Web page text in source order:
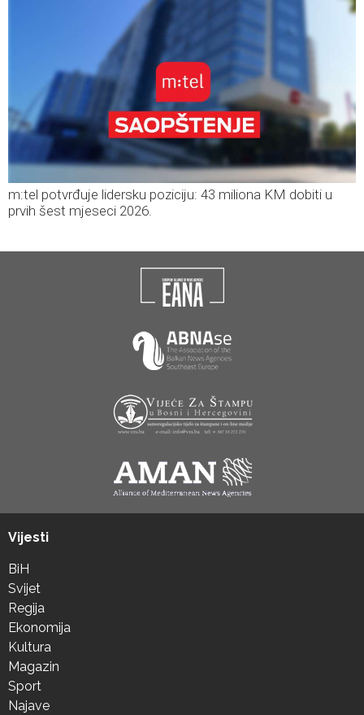
m:tel potvrđuje lidersku poziciju: 43 miliona KM dobiti u
prvih šest mjeseci 2026.
Vijesti
BiH
Svijet
Regija
Ekonomija
Kultura
Magazin
Sport
Najave